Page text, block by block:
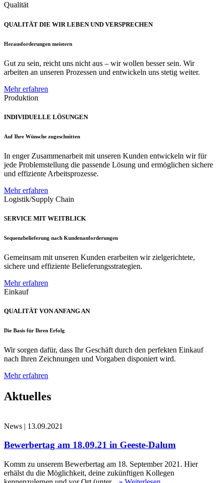
Qualität
QUALITÄT DIE WIR LEBEN UND VERSPRECHEN
Herausforderungen meistern
Gut zu sein, reicht uns nicht aus – wir wollen besser sein. Wir
arbeiten an unseren Prozessen und entwickeln uns stetig weiter.
Mehr erfahren
Produktion
INDIVIDUELLE LÖSUNGEN
Auf Ihre Wünsche zugeschnitten
In enger Zusammenarbeit mit unseren Kunden entwickeln wir für
jede Problemstellung die passende Lösung und ermöglichen sichere
und effiziente Arbeitsprozesse.
Mehr erfahren
Logistik/Supply Chain
SERVICE MIT WEITBLICK
Sequenzbelieferung nach Kundenanforderungen
Gemeinsam mit unseren Kunden erarbeiten wir zielgerichtete,
sichere und effiziente Belieferungsstrategien.
Mehr erfahren
Einkauf
QUALITÄT VON ANFANG AN
Die Basis für Ihren Erfolg
Wir sorgen dafür, dass Ihr Geschäft durch den perfekten Einkauf
nach Ihren Zeichnungen und Vorgaben disponiert wird.
Mehr erfahren
Aktuelles
News | 13.09.2021
Bewerbertag am 18.09.21 in Geeste-Dalum
Komm zu unserem Bewerbertag am 18. September 2021. Hier
erhälst du die Möglichkeit, deine zukünftigen Kollegen